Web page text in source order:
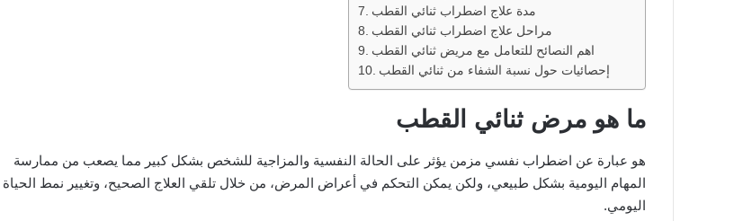
مدة علاج اضطراب ثنائي القطب
مراحل علاج اضطراب ثنائي القطب
اهم النصائح للتعامل مع مريض ثنائي القطب
إحصائيات حول نسبة الشفاء من ثنائي القطب
ما هو مرض ثنائي القطب
هو عبارة عن اضطراب نفسي مزمن يؤثر على الحالة النفسية والمزاجية للشخص بشكل كبير مما يصعب من ممارسة
المهام اليومية بشكل طبيعي، ولكن يمكن التحكم في أعراض المرض، من خلال تلقي العلاج الصحيح، وتغيير نمط الحياة
اليومي.